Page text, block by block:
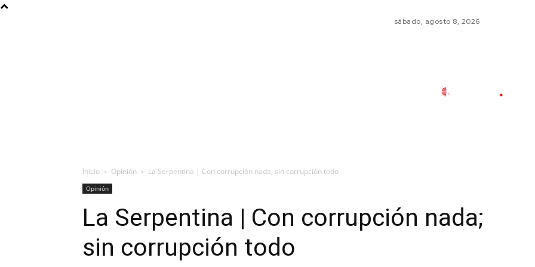
sábado, agosto 8, 2026
Inicio Opinión La Serpentina | Con corrupción nada; sin corrupción todo
Opinión
La Serpentina | Con corrupción nada;
sin corrupción todo